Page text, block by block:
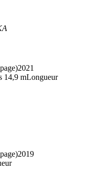
2021
14,9 mLongueur
2019